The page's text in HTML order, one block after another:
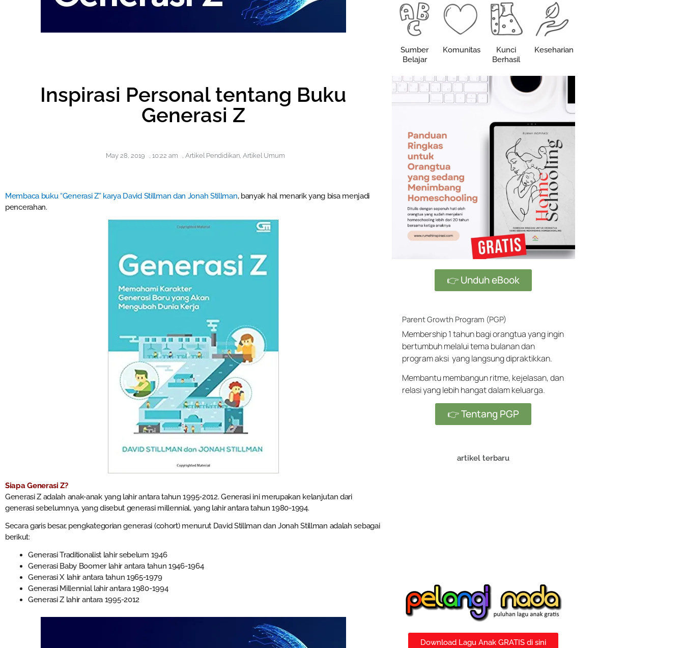
Inspirasi Personal tentang Buku
Generasi Z
May 28, 2019 , 10:22 am , Artikel Pendidikan, Artikel Umum
Membaca buku “Generasi Z” karya David Stillman dan Jonah Stillman, banyak hal menarik yang bisa menjadi
pencerahan.
Siapa Generasi Z?
Generasi Z adalah anak-anak yang lahir antara tahun 1995-2012. Generasi ini merupakan kelanjutan dari
generasi sebelumnya, yang disebut generasi millennial, yang lahir antara tahun 1980-1994.
Secara garis besar, pengkategorian generasi (cohort) menurut David Stillman dan Jonah Stillman adalah sebagai
berikut:
Generasi Traditionalist lahir sebelum 1946
Generasi Baby Boomer lahir antara tahun 1946-1964
Generasi X lahir antara tahun 1965-1979
Generasi Millennial lahir antara 1980-1994
Generasi Z lahir antara 1995-2012
Sumber
Belajar
Komunitas
Kunci
Berhasil
Keseharian
👉 Unduh eBook
Parent Growth Program (PGP)
Membership 1 tahun bagi orangtua yang ingin
bertumbuh melalui tema bulanan dan
program aksi yang langsung dipraktikkan.
Membantu membangun ritme, kejelasan, dan
relasi yang lebih hangat dalam keluarga.
👉 Tentang PGP
artikel terbaru
Download Lagu Anak GRATIS di sini